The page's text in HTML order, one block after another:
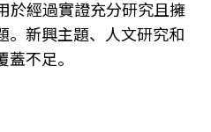
於經過實證充分研究且擁
。新興主題、人文研究和
不足。